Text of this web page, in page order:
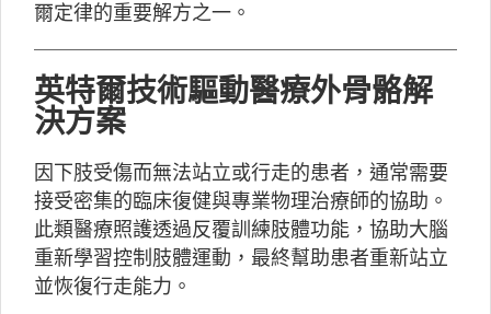
爾定律的重要解方之一。
英特爾技術驅動醫療外骨骼解
決方案
因下肢受傷而無法站立或行走的患者，通常需要
接受密集的臨床復健與專業物理治療師的協助。
此類醫療照護透過反覆訓練肢體功能，協助大腦
重新學習控制肢體運動，最終幫助患者重新站立
並恢復行走能力。